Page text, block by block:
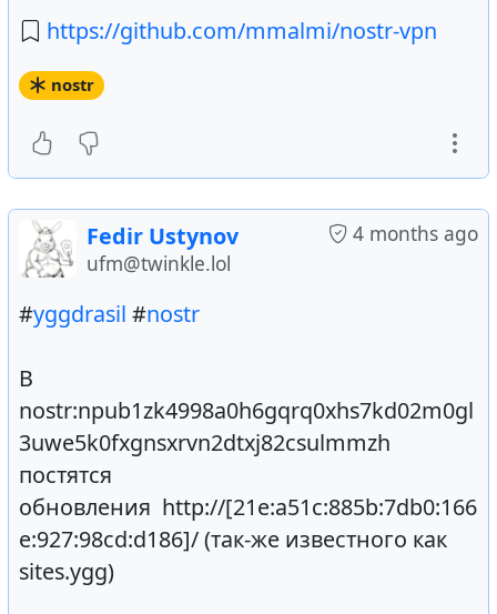
https://github.com/mmalmi/nostr-vpn
nostr
4 months ago
Fedir Ustynov
ufm@twinkle.lol
#yggdrasil #nostr
В
nostr:npub1zk4998a0h6gqrq0xhs7kd02m0gl
3uwe5k0fxgnsxrvn2dtxj82csulmmzh
постятся
обновления http://[21e:a51c:885b:7db0:166
e:927:98cd:d186]/ (так-же известного как
sites.ygg)